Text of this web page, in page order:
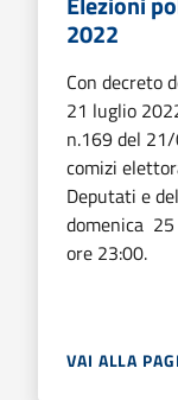
2022
Con decreto
21 luglio
n.169 del
comizi
Deputati e
domenica
ore 23:00.
VAI ALLA